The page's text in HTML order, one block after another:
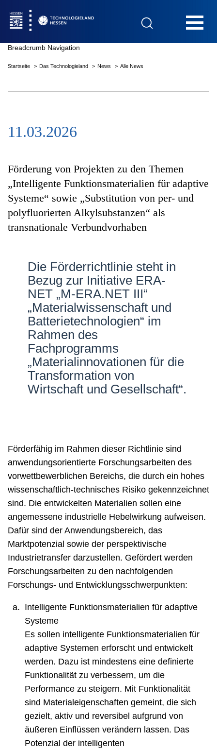
Das Technologieland
Innovationsfelder
Beratung & Förderung
Netzwerke
Breadcrumb Navigation
Startseite Das Technologieland News Alle News
11.03.2026
Förderung von Projekten zu den Themen
„Intelligente Funktionsmaterialien für adaptive
Systeme“ sowie „Substitution von per- und
polyfluorierten Alkylsubstanzen“ als
transnationale Verbundvorhaben
Die Förderrichtlinie steht in
Bezug zur Initiative ERA-
NET „M-ERA.NET III“
„Materialwissenschaft und
Batterietechnologien“ im
Rahmen des
Fachprogramms
„Materialinnovationen für die
Transformation von
Wirtschaft und Gesellschaft“.
Förderfähig im Rahmen dieser Richtlinie sind
anwendungsorientierte Forschungsarbeiten des
vorwettbewerblichen Bereichs, die durch ein hohes
wissenschaftlich-technisches Risiko gekennzeichnet
sind. Die entwickelten Materialien sollen eine
angemessene industrielle Hebelwirkung aufweisen.
Dafür sind der Anwendungsbereich, das
Marktpotenzial sowie der perspektivische
Industrietransfer darzustellen. Gefördert werden
Forschungsarbeiten zu den nachfolgenden
Forschungs- und Entwicklungsschwerpunkten:
Intelligente Funktionsmaterialien für adaptive
Systeme
Es sollen intelligente Funktionsmaterialien für
adaptive Systemen erforscht und entwickelt
werden. Dazu ist mindestens eine definierte
Funktionalität zu verbessern, um die
Performance zu steigern. Mit Funktionalität
sind Materialeigenschaften gemeint, die sich
gezielt, aktiv und reversibel aufgrund von
äußeren Einflüssen verändern lassen. Das
Potenzial der intelligenten